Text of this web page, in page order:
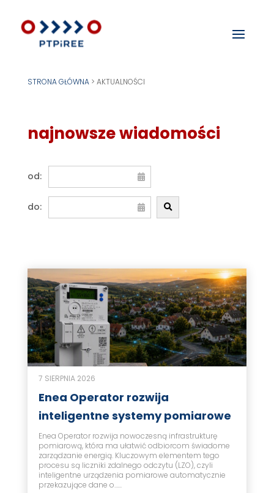
STRONA GŁÓWNA> AKTUALNOŚCI
najnowsze wiadomości
od:
do:
7 SIERPNIA 2026
Enea Operator rozwija
inteligentne systemy pomiarowe
Enea Operator rozwija nowoczesną infrastrukturę
pomiarową, która ma ułatwić odbiorcom świadome
zarządzanie energią. Kluczowym elementem tego
procesu są liczniki zdalnego odczytu (LZO), czyli
inteligentne urządzenia pomiarowe automatycznie
przekazujące dane o…...